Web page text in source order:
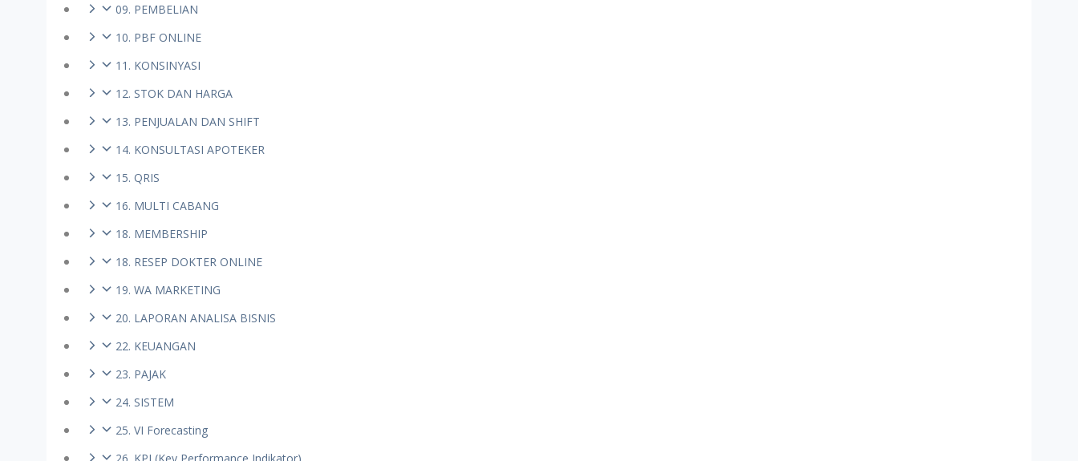
09. PEMBELIAN
10. PBF ONLINE
11. KONSINYASI
12. STOK DAN HARGA
13. PENJUALAN DAN SHIFT
14. KONSULTASI APOTEKER
15. QRIS
16. MULTI CABANG
18. MEMBERSHIP
18. RESEP DOKTER ONLINE
19. WA MARKETING
20. LAPORAN ANALISA BISNIS
22. KEUANGAN
23. PAJAK
24. SISTEM
25. VI Forecasting
26. KPI (Key Performance Indikator)